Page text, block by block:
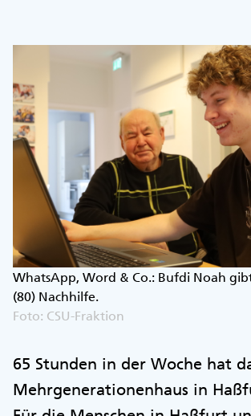
WhatsApp, Word & Co.: Bufdi Noah
(80) Nachhilfe.
Foto: CSU-Fraktion
65 Stunden in der Woche hat
Mehrgenerationenhaus in